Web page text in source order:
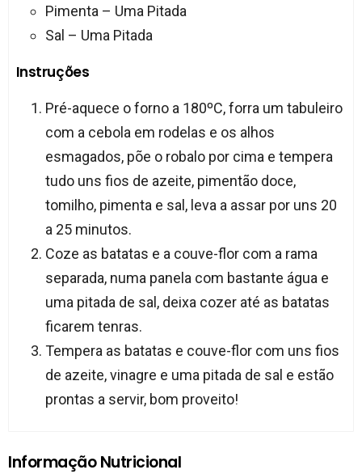
Pimenta – Uma Pitada
Sal – Uma Pitada
Instruções
Pré-aquece o forno a 180ºC, forra um tabuleiro
com a cebola em rodelas e os alhos
esmagados, põe o robalo por cima e tempera
tudo uns fios de azeite, pimentão doce,
tomilho, pimenta e sal, leva a assar por uns 20
a 25 minutos.
Coze as batatas e a couve-flor com a rama
separada, numa panela com bastante água e
uma pitada de sal, deixa cozer até as batatas
ficarem tenras.
Tempera as batatas e couve-flor com uns fios
de azeite, vinagre e uma pitada de sal e estão
prontas a servir, bom proveito!
Informação Nutricional